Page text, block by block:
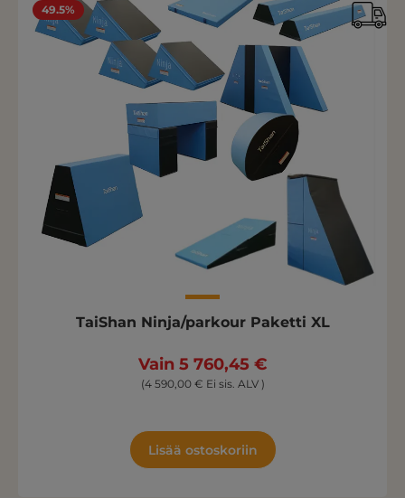
49.5%
TaiShan Ninja/parkour Paketti XL
Vain 5 760,45 €
(4 590,00 € Ei sis. ALV )
Lisää ostoskoriin